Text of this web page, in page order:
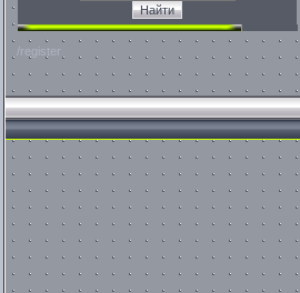
/register